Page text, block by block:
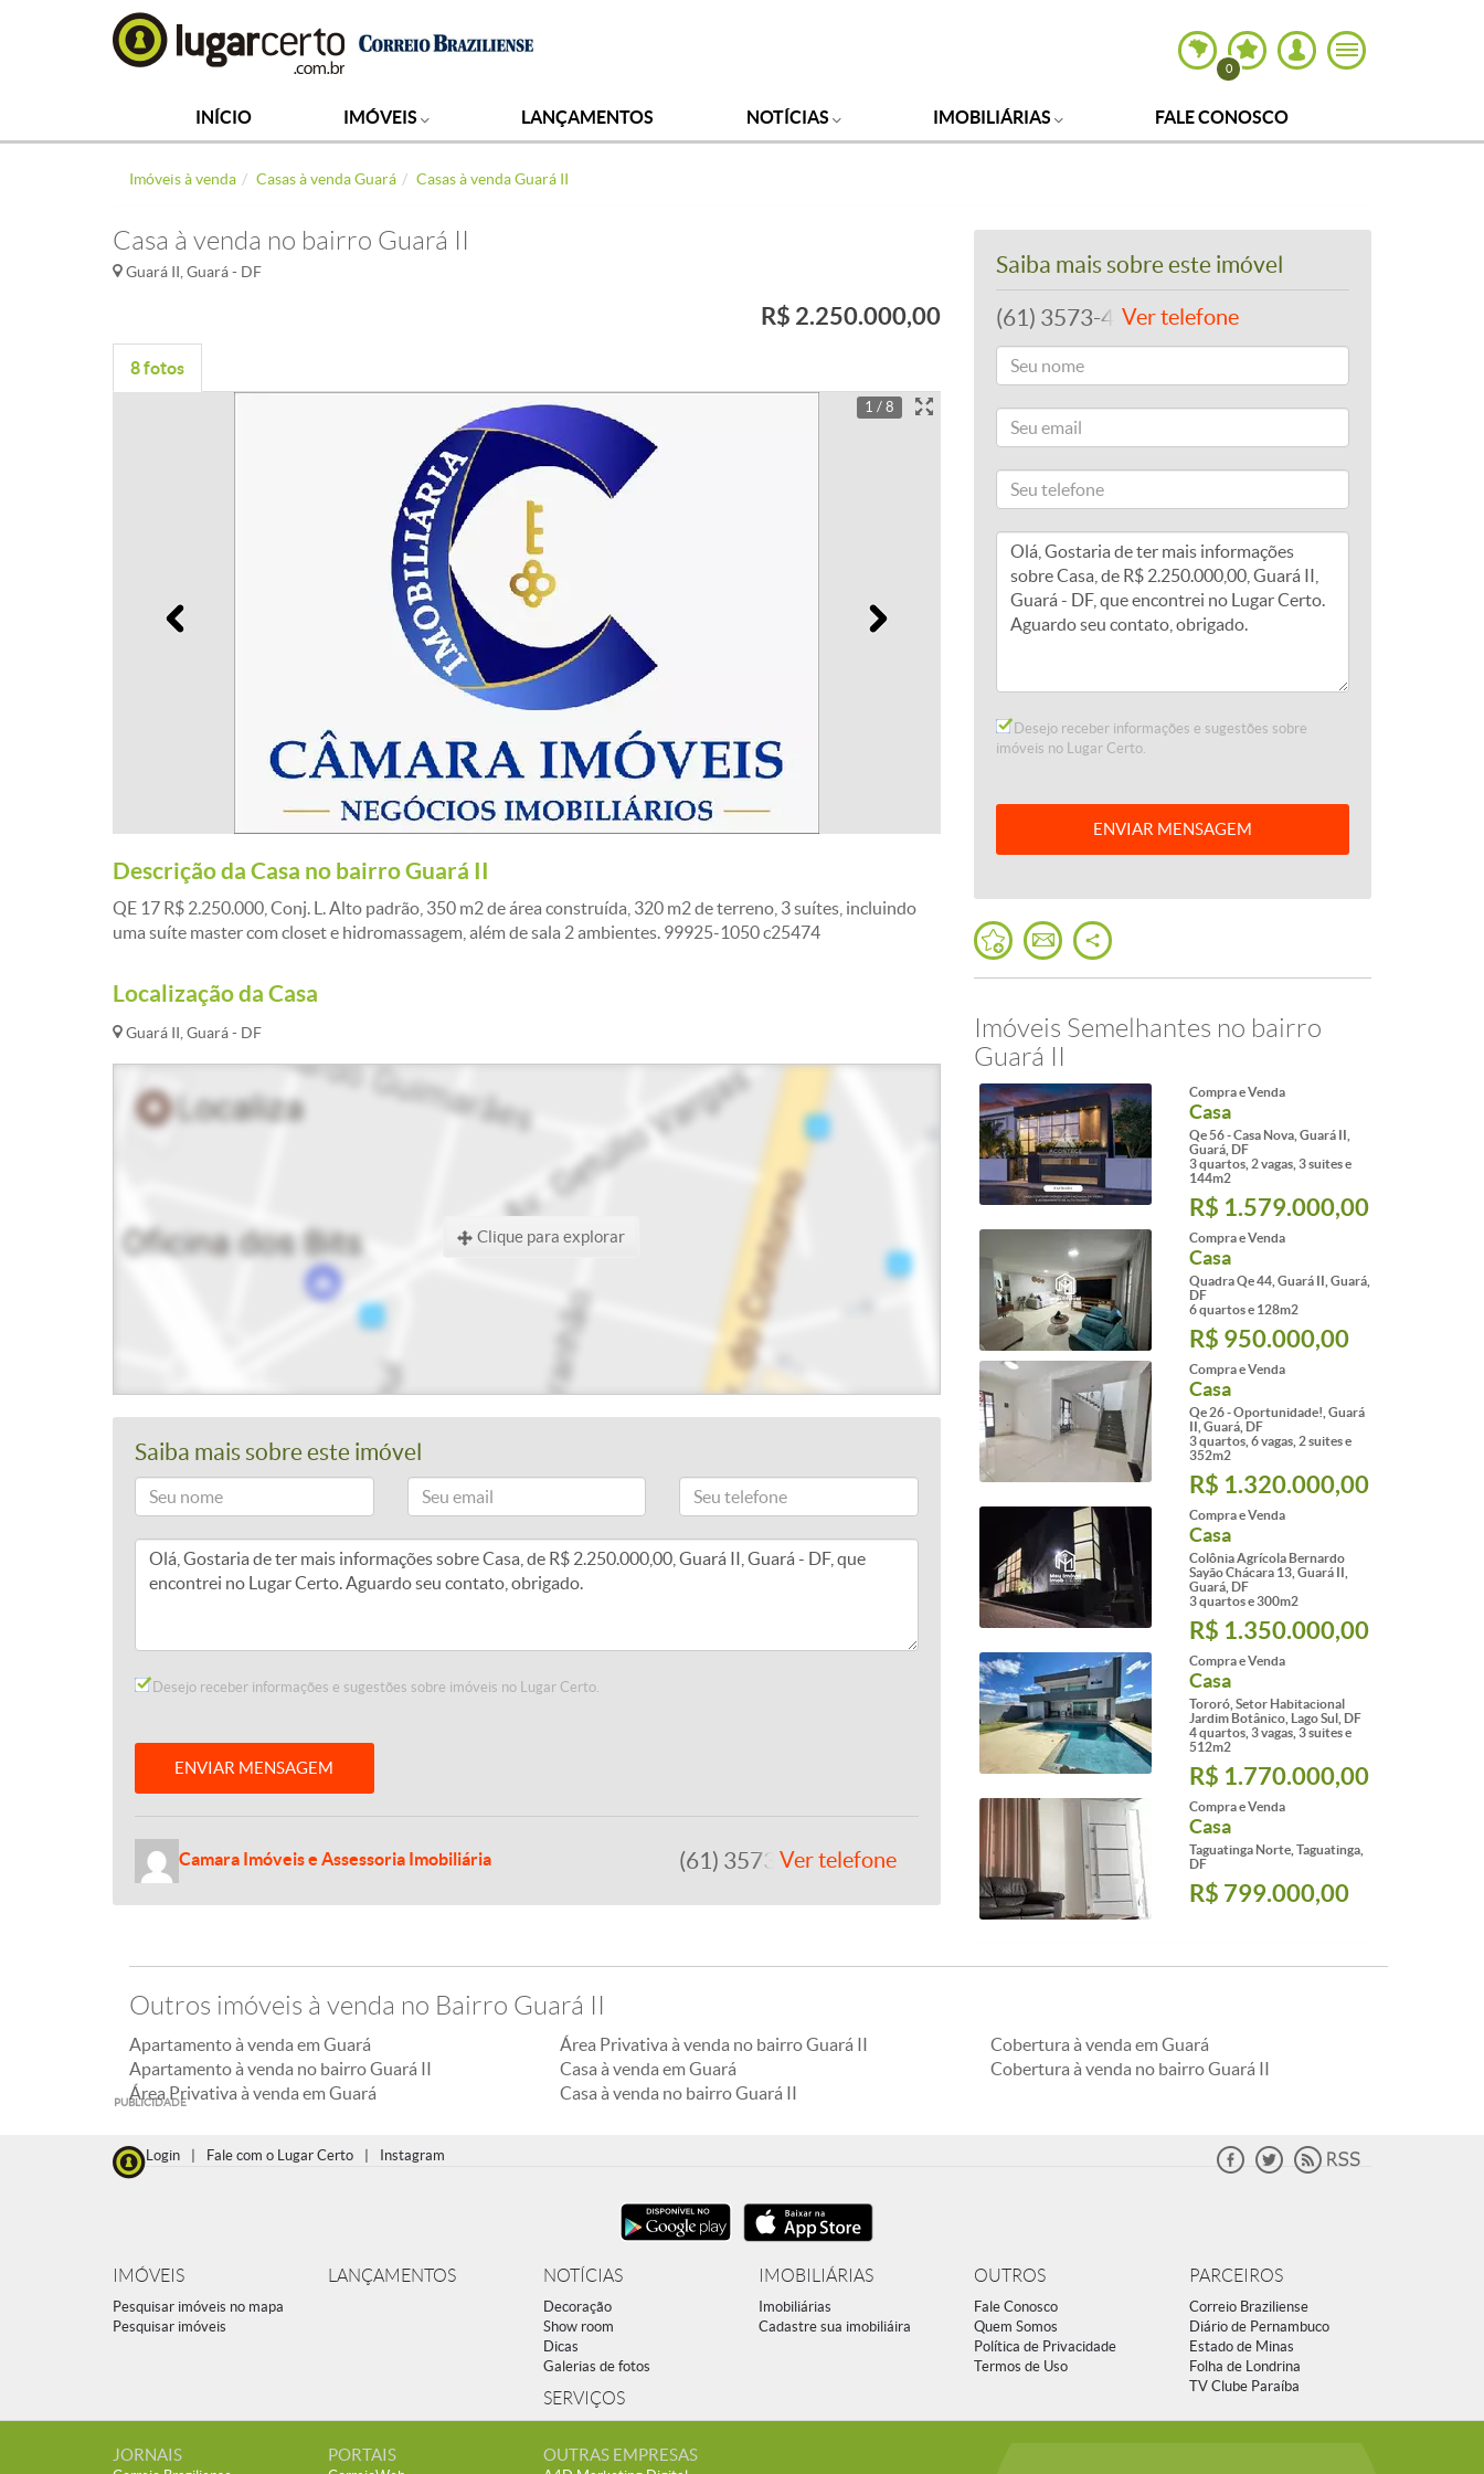
0
INÍCIO IMÓVEIS LANÇAMENTOS NOTÍCIAS IMOBILIÁRIAS FALE CONOSCO
Imóveis à venda Casas à venda Guará Casas à venda Guará II
Casa à venda no bairro Guará II
Guará II, Guará - DF
R$ 2.250.000,00
8 fotos
1 / 8
Descrição da Casa no bairro Guará II
QE 17 R$ 2.250.000, Conj. L. Alto padrão, 350 m2 de área construída, 320 m2 de terreno, 3 suítes, incluindo
uma suíte master com closet e hidromassagem, além de sala 2 ambientes. 99925-1050 c25474
Localização da Casa
Guará II, Guará - DF
Clique para explorar
Saiba mais sobre este imóvel
Desejo receber informações e sugestões sobre imóveis no Lugar Certo.
ENVIAR MENSAGEM
Camara Imóveis e Assessoria Imobiliária (61) 3573-4795Ver telefone
Saiba mais sobre este imóvel
(61) 3573-4795Ver telefone
Desejo receber informações e sugestões sobre
imóveis no Lugar Certo.
ENVIAR MENSAGEM
Imóveis Semelhantes no bairro
Guará II
Compra e Venda
Casa
Qe 56 - Casa Nova, Guará II,
Guará, DF
3 quartos, 2 vagas, 3 suites e
144m2
R$ 1.579.000,00
Compra e Venda
Casa
Quadra Qe 44, Guará II, Guará,
DF
6 quartos e 128m2
R$ 950.000,00
Compra e Venda
Casa
Qe 26 - Oportunidade!, Guará
II, Guará, DF
3 quartos, 6 vagas, 2 suites e
352m2
R$ 1.320.000,00
Compra e Venda
Casa
Colônia Agrícola Bernardo
Sayão Chácara 13, Guará II,
Guará, DF
3 quartos e 300m2
R$ 1.350.000,00
Compra e Venda
Casa
Tororó, Setor Habitacional
Jardim Botânico, Lago Sul, DF
4 quartos, 3 vagas, 3 suites e
512m2
R$ 1.770.000,00
Compra e Venda
Casa
Taguatinga Norte, Taguatinga,
DF
R$ 799.000,00
Outros imóveis à venda no Bairro Guará II
Apartamento à venda em Guará
Apartamento à venda no bairro Guará II
Área Privativa à venda em Guará
Área Privativa à venda no bairro Guará II
Casa à venda em Guará
Casa à venda no bairro Guará II
Cobertura à venda em Guará
Cobertura à venda no bairro Guará II
PUBLICIDADE
Login Fale com o Lugar Certo Instagram
IMÓVEIS
Pesquisar imóveis no mapa
Pesquisar imóveis
LANÇAMENTOS NOTÍCIAS
Decoração
Show room
Dicas
Galerias de fotos
SERVIÇOS
IMOBILIÁRIAS
Imobiliárias
Cadastre sua imobiliáira
OUTROS
Fale Conosco
Quem Somos
Política de Privacidade
Termos de Uso
PARCEIROS
Correio Braziliense
Diário de Pernambuco
Estado de Minas
Folha de Londrina
TV Clube Paraíba
JORNAIS PORTAIS OUTRAS EMPRESAS